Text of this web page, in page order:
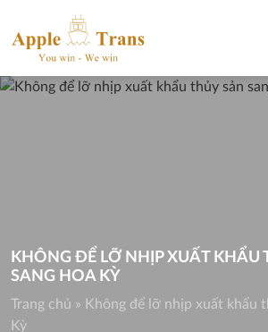
content
KHÔNG ĐỂ LỠ NHỊP XUẤT KHẨU
SANG HOA KỲ
Trang chủ » Không để lỡ nhịp xuất khẩu
Kỳ